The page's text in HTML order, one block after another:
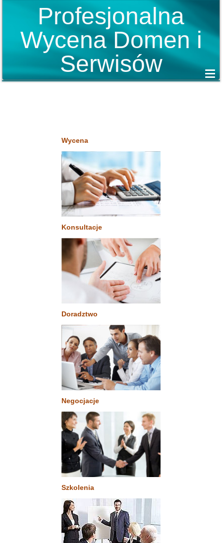
Profesjonalna
Wycena Domen i
Serwisów
Wycena
Konsultacje
Doradztwo
Negocjacje
Szkolenia